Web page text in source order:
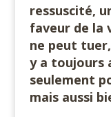
ressuscité,
faveur de la
ne peut
y a toujours
seulement
mais aussi